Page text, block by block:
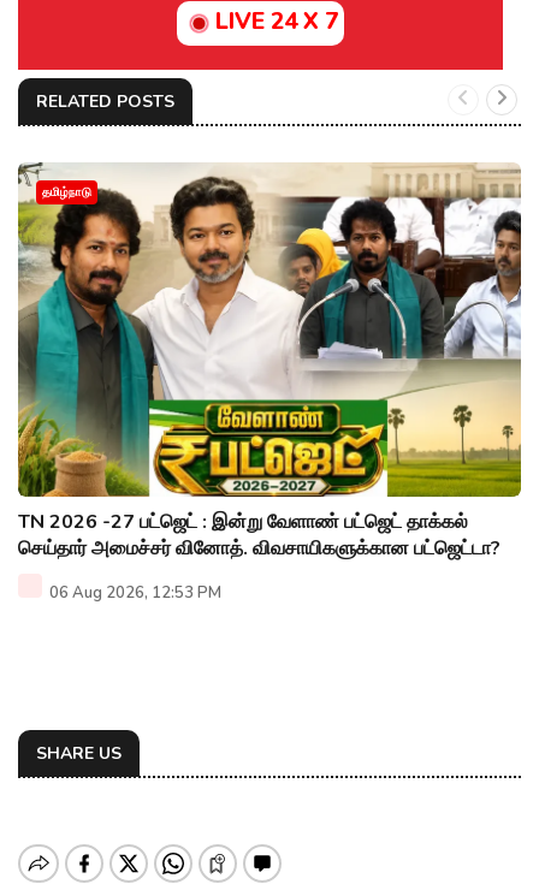
LIVE 24 X 7
RELATED POSTS
தமிழ்நாடு
TN 2026 -27 பட்ஜெட் : இன்று வேளாண் பட்ஜெட் தாக்கல்
செய்தார் அமைச்சர் வினோத். விவசாயிகளுக்கான பட்ஜெட்டா?
06 Aug 2026, 12:53 PM
SHARE US